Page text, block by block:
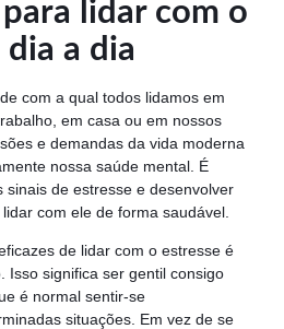
lidar com o
a dia
com a qual todos lidamos em
em casa ou em nossos
e demandas da vida moderna
nossa saúde mental. É
sinais de estresse e desenvolver
com ele de forma saudável.
de lidar com o estresse é
Isso significa ser gentil consigo
é normal sentir-se
situações. Em vez de se